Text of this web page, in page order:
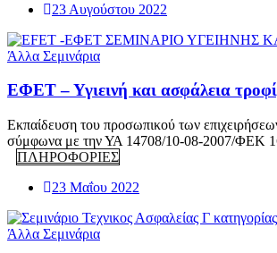
23 Αυγούστου 2022
Άλλα Σεμινάρια
ΕΦΕΤ – Υγιεινή και ασφάλεια
Eκπαίδευση του προσωπικού των
σύμφωνα με την ΥΑ 14708/10-08-2007/ΦΕΚ
ΠΛΗΡΟΦΟΡΙΕΣ
23 Μαΐου 2022
Άλλα Σεμινάρια